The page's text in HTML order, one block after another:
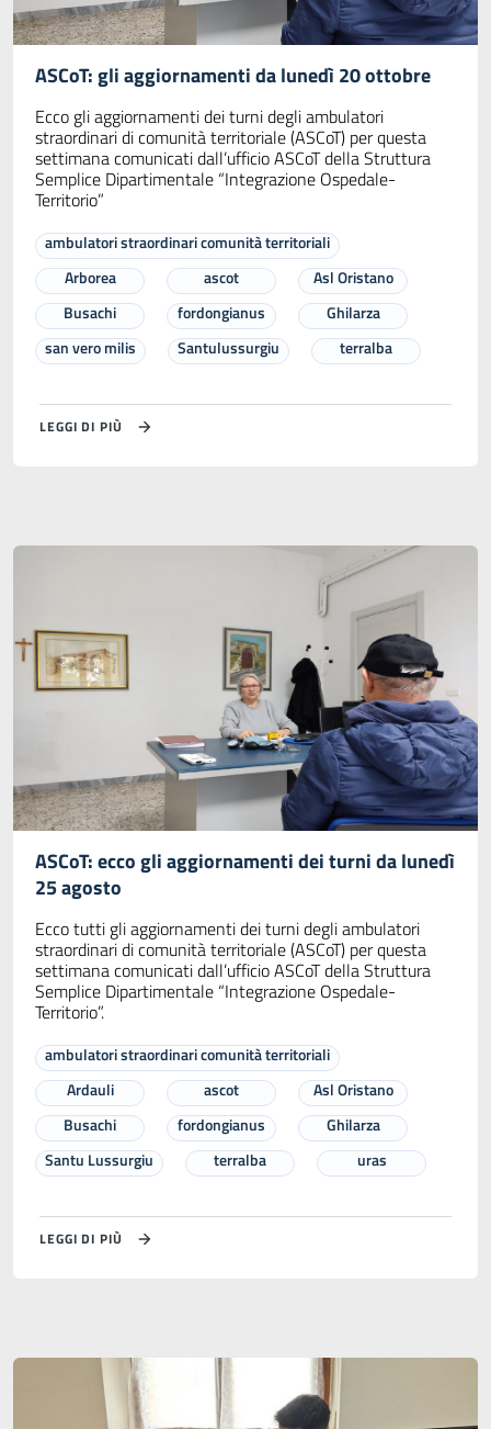
ASCoT: gli aggiornamenti da lunedì 20 ottobre
Ecco gli aggiornamenti dei turni degli ambulatori
straordinari di comunità territoriale (ASCoT) per questa
settimana comunicati dall’ufficio ASCoT della Struttura
Semplice Dipartimentale “Integrazione Ospedale-
Territorio”
ambulatori straordinari comunità territoriali
Arborea
ascot
Asl Oristano
Busachi
fordongianus
Ghilarza
san vero milis
Santulussurgiu terralba
LEGGI DI PIÙ
ASCoT: ecco gli aggiornamenti dei turni da lunedì
25 agosto
Ecco tutti gli aggiornamenti dei turni degli ambulatori
straordinari di comunità territoriale (ASCoT) per questa
settimana comunicati dall’ufficio ASCoT della Struttura
Semplice Dipartimentale “Integrazione Ospedale-
Territorio”.
ambulatori straordinari comunità territoriali
Ardauli
ascot
Asl Oristano
Busachi
fordongianus
Ghilarza
Santu Lussurgiu
terralba uras
LEGGI DI PIÙ